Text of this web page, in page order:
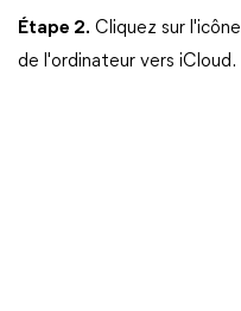
Étape 2. Cliquez sur l'icône
de l'ordinateur vers iCloud.